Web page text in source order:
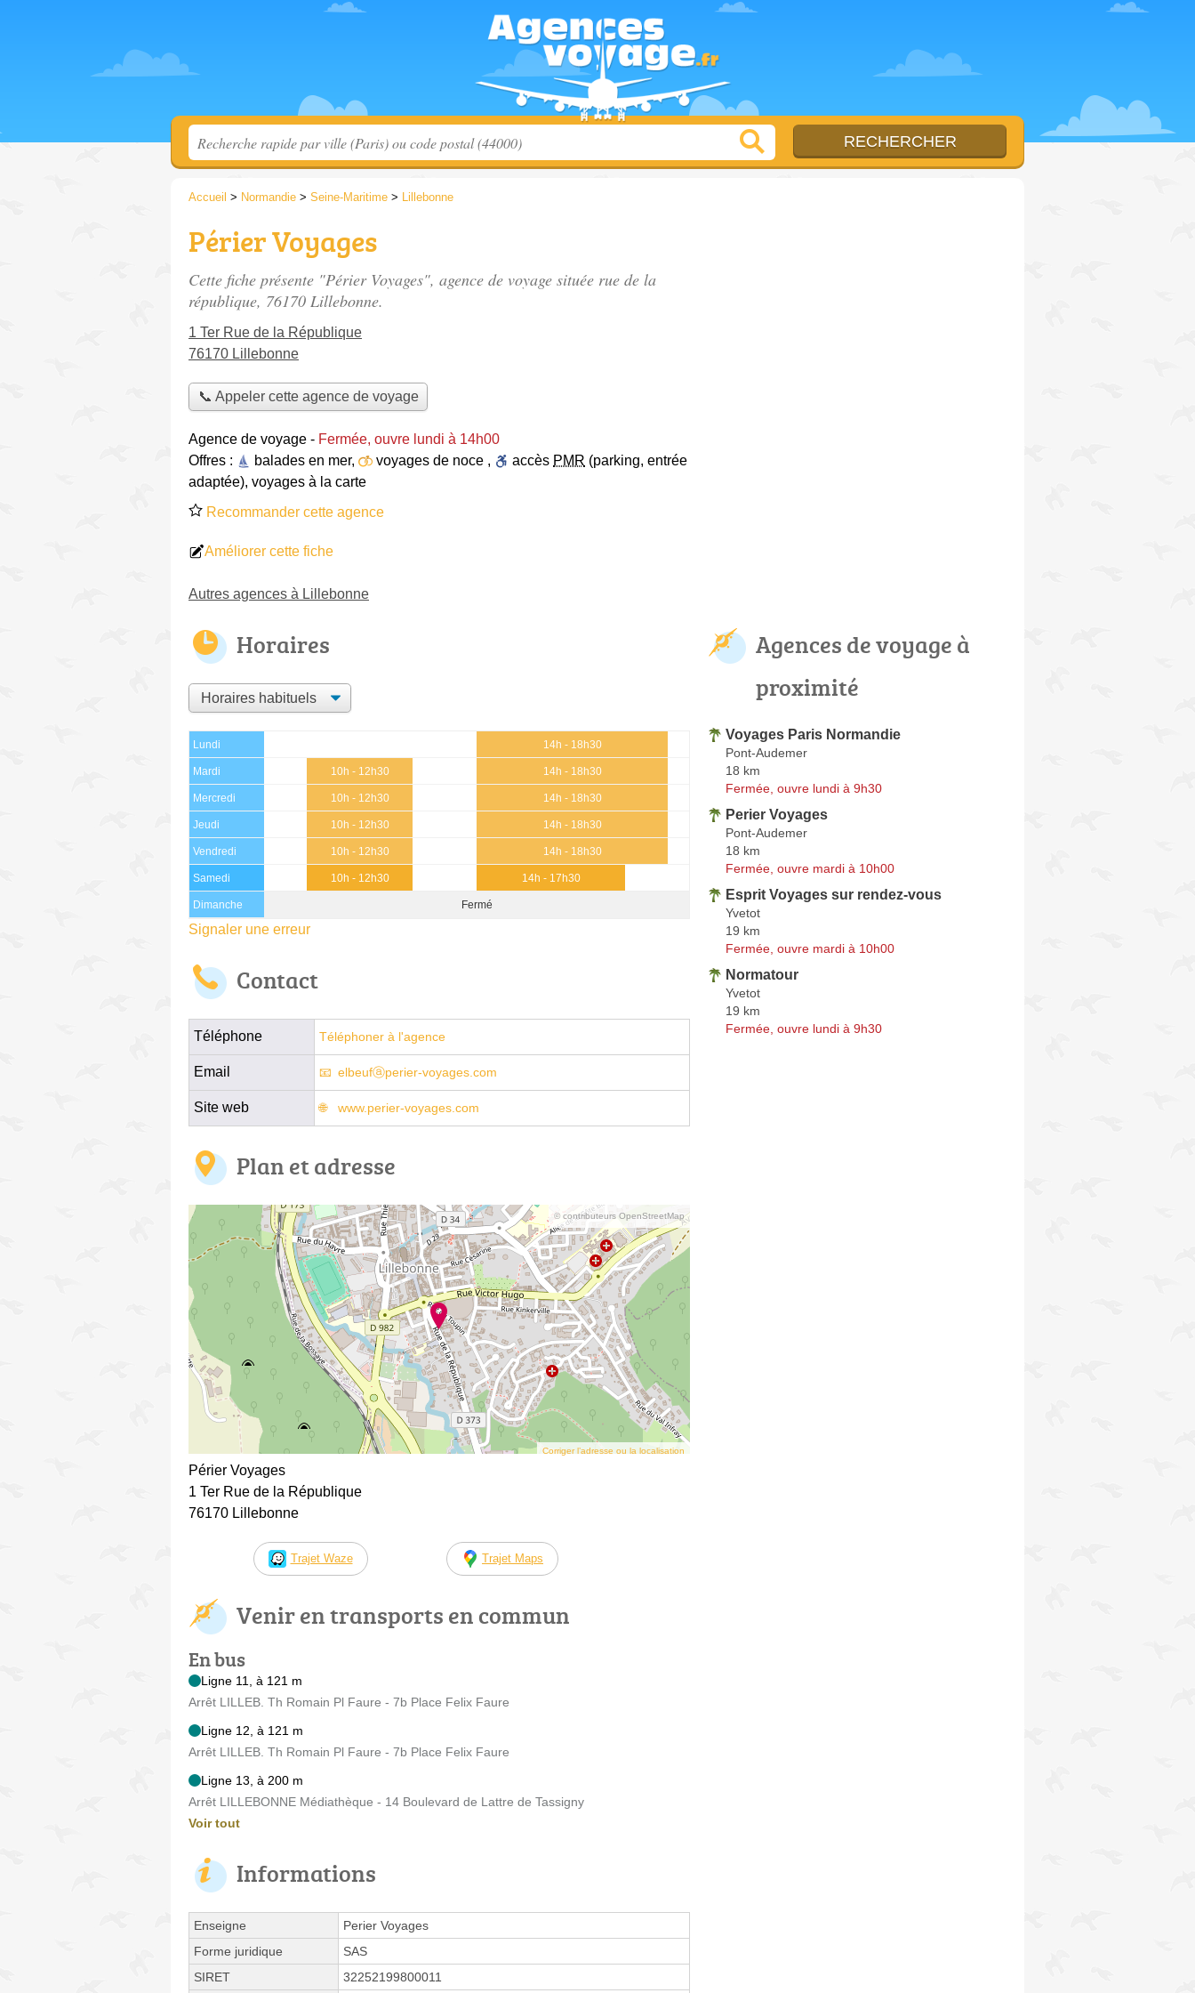
Accueil > Normandie > Seine-Maritime > Lillebonne
Périer Voyages
Cette fiche présente "Périer Voyages", agence de voyage située rue de la
république, 76170 Lillebonne.
1 Ter Rue de la République
76170 Lillebonne
📞 Appeler cette agence de voyage
Agence de voyage - Fermée, ouvre lundi à 14h00
Offres :
balades en mer, voyages de noce , accès PMR (parking, entrée
adaptée), voyages à la carte
Recommander cette agence
Améliorer cette fiche
Autres agences à Lillebonne
Horaires
Lundi 14h - 18h30
Mardi 10h - 12h30 14h - 18h30
Mercredi 10h - 12h30 14h - 18h30
Jeudi 10h - 12h30 14h - 18h30
Vendredi 10h - 12h30 14h - 18h30
Samedi 10h - 12h30 14h - 17h30
Dimanche Fermé
Signaler une erreur
Contact
Téléphone Téléphoner à l'agence
Email elbeufⓐperier-voyages.com
Site web www.perier-voyages.com
Plan et adresse
© contributeurs OpenStreetMap
Corriger l’adresse ou la localisation
Périer Voyages
1 Ter Rue de la République
76170 Lillebonne
Trajet Waze Trajet Maps
Venir en transports en commun
En bus
Ligne 11, à 121 m
Arrêt LILLEB. Th Romain Pl Faure - 7b Place Felix Faure
Ligne 12, à 121 m
Arrêt LILLEB. Th Romain Pl Faure - 7b Place Felix Faure
Ligne 13, à 200 m
Arrêt LILLEBONNE Médiathèque - 14 Boulevard de Lattre de Tassigny
Voir tout
Informations
Enseigne
Perier Voyages
Forme juridique
SAS
SIRET
32252199800011
Agences de voyage à
proximité
Voyages Paris Normandie
Pont-Audemer
18 km
Fermée, ouvre lundi à 9h30
Perier Voyages
Pont-Audemer
18 km
Fermée, ouvre mardi à 10h00
Esprit Voyages sur rendez-vous
Yvetot
19 km
Fermée, ouvre mardi à 10h00
Normatour
Yvetot
19 km
Fermée, ouvre lundi à 9h30